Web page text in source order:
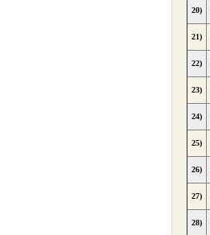
20)
21)
22)
23)
24)
25)
26)
27)
28)